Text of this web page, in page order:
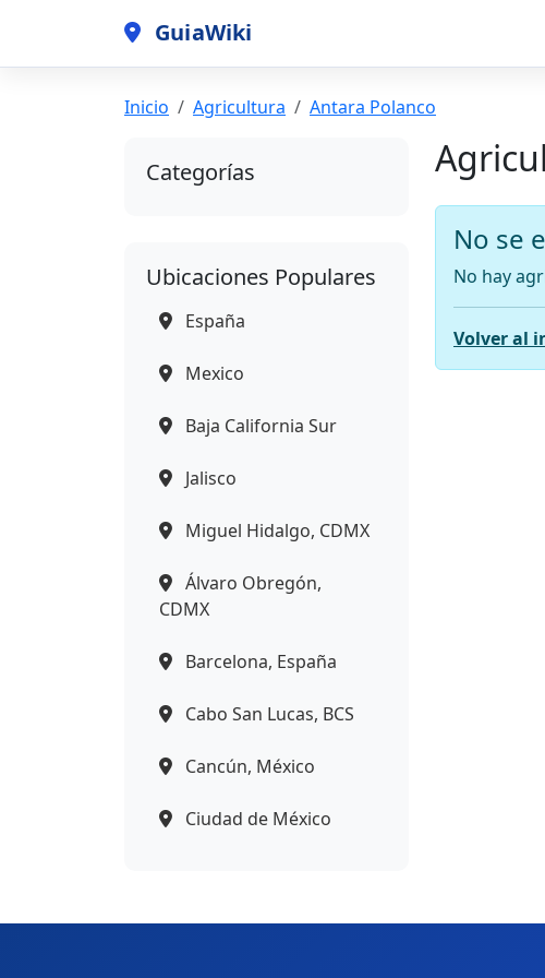
GuiaWiki
Inicio Agricultura Antara Polanco
Categorías
Ubicaciones Populares
España
Mexico
Baja California Sur
Jalisco
Miguel Hidalgo, CDMX
Álvaro Obregón,
CDMX
Barcelona, España
Cabo San Lucas, BCS
Cancún, México
Ciudad de México
No se
No hay
Volver al